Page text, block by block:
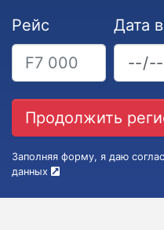
Рейс Дата
Заполняя форму, я даю
данных